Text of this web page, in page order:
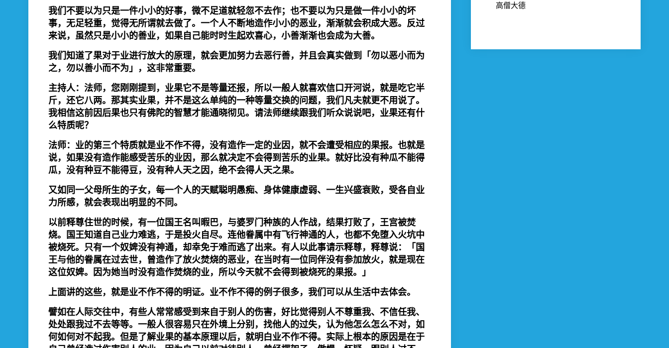
我们不要以为只是一件小小的好事，微不足道就轻忽不去作；也不要以为只是做一件小小的坏
事，无足轻重，觉得无所谓就去做了。一个人不断地造作小小的恶业，渐渐就会积成大恶。反过
来说，虽然只是小小的善业，如果自己能时时生起欢喜心，小善渐渐也会成为大善。
我们知道了果对于业进行放大的原理，就会更加努力去恶行善，并且会真实做到「勿以恶小而为
之，勿以善小而不为」，这非常重要。
主持人：法师，您刚刚提到，业果它不是等量还报，所以一般人就喜欢信口开河说，就是吃它半
斤，还它八两。那其实业果，并不是这么单纯的一种等量交换的问题，我们凡夫就更不用说了。
我相信这前因后果也只有佛陀的智慧才能通晓彻见。请法师继续跟我们听众说说吧，业果还有什
么特质呢？
法师：业的第三个特质就是业不作不得，没有造作一定的业因，就不会遭受相应的果报。也就是
说，如果没有造作能感受苦乐的业因，那么就决定不会得到苦乐的业果。就好比没有种瓜不能得
瓜，没有种豆不能得豆，没有种人天之因，绝不会得人天之果。
又如同一父母所生的子女，每一个人的天赋聪明愚痴、身体健康虚弱、一生兴盛衰败，受各自业
力所感，就会表现出明显的不同。
以前释尊住世的时候，有一位国王名叫暇巴，与婆罗门种族的人作战，结果打败了，王宫被焚
烧。国王知道自己业力难逃，于是投火自尽。连他眷属中有飞行神通的人，也都不免堕入火坑中
被烧死。只有一个奴婢没有神通，却幸免于难而逃了出来。有人以此事请示释尊，释尊说：「国
王与他的眷属在过去世，曾造作了放火焚烧的恶业，在当时有一位同伴没有参加放火，就是现在
这位奴婢。因为她当时没有造作焚烧的业，所以今天就不会得到被烧死的果报。」
上面讲的这些，就是业不作不得的明证。业不作不得的例子很多，我们可以从生活中去体会。
譬如在人际交往中，有些人常常感受到来自于别人的伤害，好比觉得别人不尊重我、不信任我、
处处跟我过不去等等。一般人很容易只在外境上分别，找他人的过失，认为他怎么怎么不对，如
何如何对不起我。但是了解业果的基本原理以后，就明白业不作不得。实际上根本的原因是在于
高僧大德